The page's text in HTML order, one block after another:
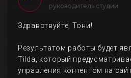
руководитель студии
Здравствуйте, Тони!
Результатом работы будет
Tilda, который
управления контентом на